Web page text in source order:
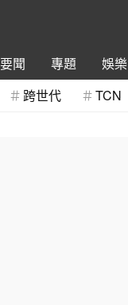
要聞 專題 娛樂
跨世代 TCN